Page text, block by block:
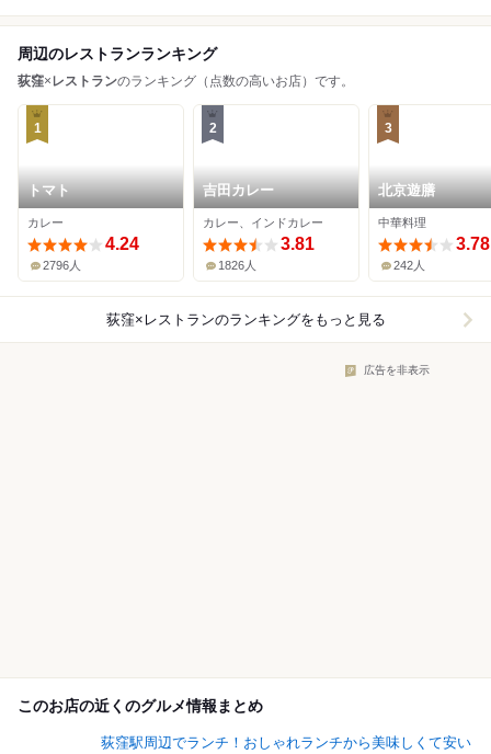
周辺のレストランランキング
荻窪× レストランのランキング（点数の高いお店）です。
1
トマト
カレー
4.24
2796人
2
吉田カレー
カレー、インドカレー
3.81
1826人
3
北京遊膳
中華料理
3.78
242人
荻窪×レストランのランキングをもっと見る
広告を非表示
このお店の近くのグルメ情報まとめ
荻窪駅周辺でランチ！おしゃれランチから美味しくて安い